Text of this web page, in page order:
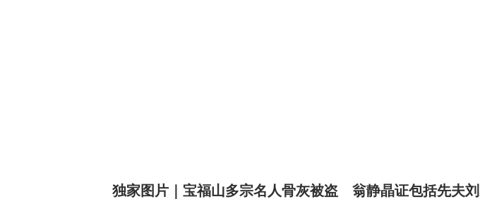
独家图片｜宝福山多宗名人骨灰被盗 翁静晶证包括先夫